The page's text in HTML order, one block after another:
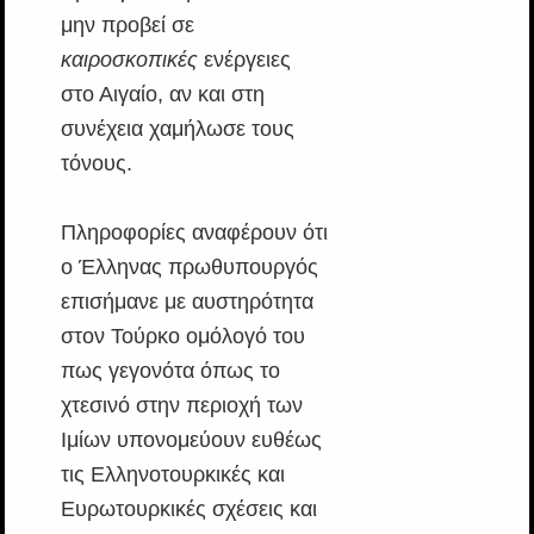
μην προβεί σε
καιροσκοπικέςενέργειες
στο Αιγαίο, αν και στη
συνέχεια χαμήλωσε τους
τόνους.
Πληροφορίες αναφέρουν ότι
ο Έλληνας πρωθυπουργός
επισήμανε με αυστηρότητα
στον Τούρκο ομόλογό του
πως γεγονότα όπως το
χτεσινό στην περιοχή των
Ιμίων υπονομεύουν ευθέως
τις Ελληνοτουρκικές και
Ευρωτουρκικές σχέσεις και